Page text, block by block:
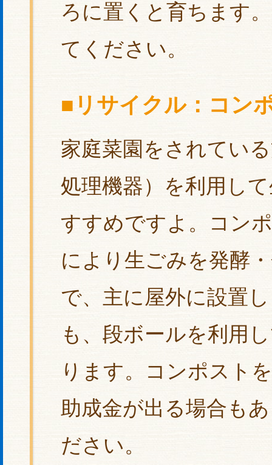
ろに置くと育ちます
てください。
■リサイクル：コン
家庭菜園をされてい
処理機器）を利用し
すすめですよ。コン
により生ごみを発酵
で、主に屋外に設置
も、段ボールを利用
ります。コンポスト
助成金が出る場合も
ださい。